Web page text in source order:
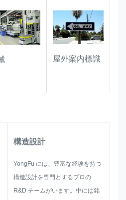
います。耐
り、ラベル
間使用して
保ちます。
屋外案内標識
構造設計
YongFu には、豊富な経験を持つ
構造設計を専門とするプロの
R&D チームがいます。中には銘